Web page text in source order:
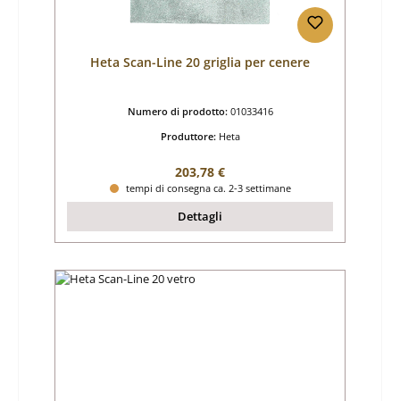
Heta Scan-Line 20 griglia per cenere
Numero di prodotto: 01033416
Produttore: Heta
Prezzo normale:
203,78 €
tempi di consegna ca. 2-3 settimane
Dettagli